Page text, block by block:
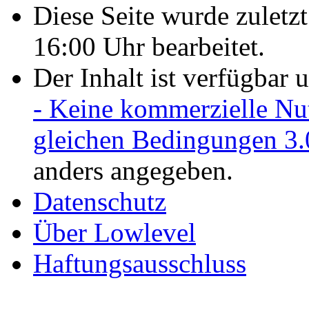
Diese Seite wurde
16:00 Uhr bearbeitet.
Der Inhalt ist verfügbar
- Keine kommerzielle
gleichen Bedingungen
anders angegeben.
Datenschutz
Über Lowlevel
Haftungsausschluss